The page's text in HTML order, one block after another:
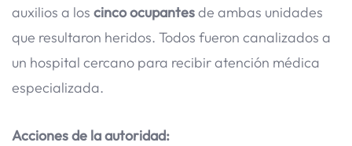
auxilios a los cinco ocupantesde ambas unidades
que resultaron heridos. Todos fueron canalizados a
un hospital cercano para recibir atención médica
especializada.
Acciones de la autoridad: